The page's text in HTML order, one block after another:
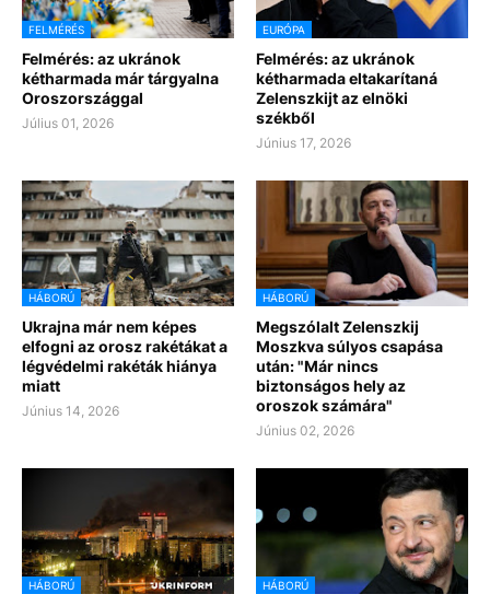
FELMÉRÉS
Felmérés: az ukránok
kétharmada már tárgyalna
Oroszországgal
Július 01, 2026
EURÓPA
Felmérés: az ukránok
kétharmada eltakarítaná
Zelenszkijt az elnöki
székből
Június 17, 2026
HÁBORÚ
Ukrajna már nem képes
elfogni az orosz rakétákat a
légvédelmi rakéták hiánya
miatt
Június 14, 2026
HÁBORÚ
Megszólalt Zelenszkij
Moszkva súlyos csapása
után: "Már nincs
biztonságos hely az
oroszok számára"
Június 02, 2026
HÁBORÚ HÁBORÚ